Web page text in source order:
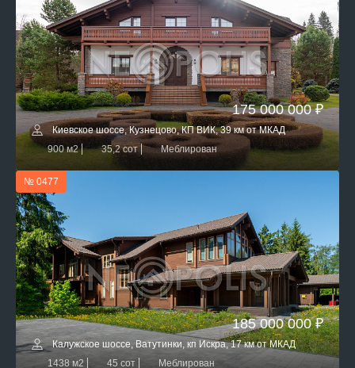
175 000 000 ₽
Киевское шоссе, Кузнецово, КП ВИК, 39 км от МКАД
900 м2
35,2 сот Меблирован
№ 0477
185 000 000 ₽
Калужское шоссе, Ватутинки, кп Искра, 17 км от МКАД
1438 м2
45 сот Меблирован